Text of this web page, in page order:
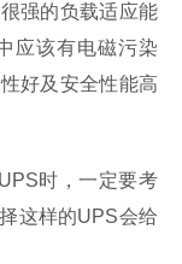
强的负载适应能
应该有电磁污染
好及安全性能高
时，一定要考
这样的UPS会给